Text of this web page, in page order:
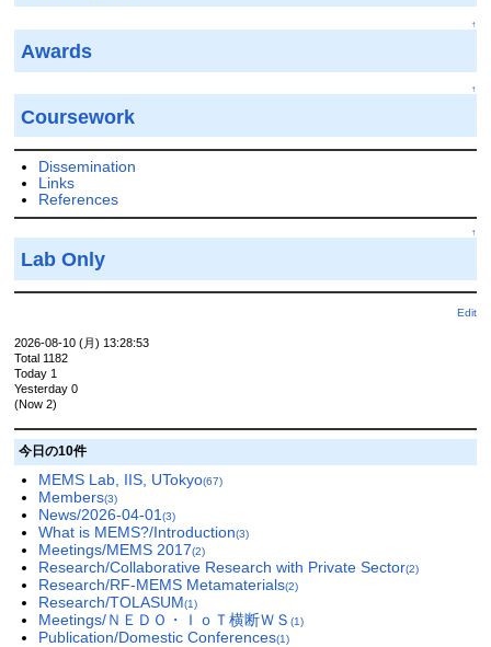
↑
Awards
↑
Coursework
Dissemination
Links
References
↑
Lab Only
Edit
2026-08-10 (月) 13:28:53
Total 1182
Today 1
Yesterday 0
(Now 2)
今日の10件
MEMS Lab, IIS, UTokyo(67)
Members(3)
News/2026-04-01 (3)
What is MEMS?/Introduction(3)
Meetings/MEMS 2017(2)
Research/Collaborative Research with Private Sector(2)
Research/RF-MEMS Metamaterials(2)
Research/TOLASUM(1)
Meetings/ＮＥＤＯ・ＩｏＴ横断ＷＳ (1)
Publication/Domestic Conferences(1)